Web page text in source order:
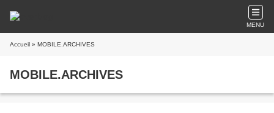
MENU
Accueil » MOBILE.ARCHIVES
MOBILE.ARCHIVES